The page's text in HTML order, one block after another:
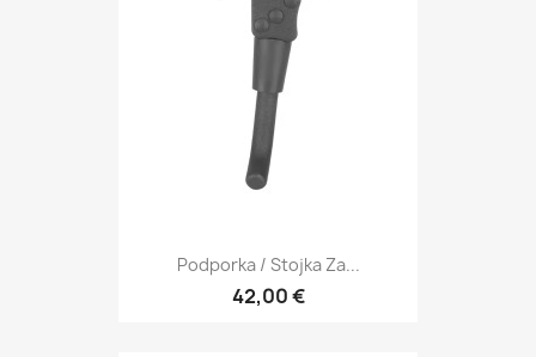
Podporka / Stojka Za...
42,00 €